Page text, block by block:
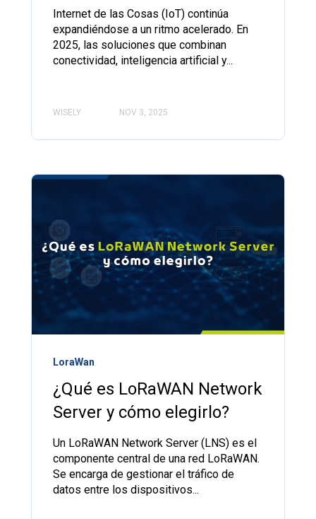
Internet de las Cosas (IoT) continúa
expandiéndose a un ritmo acelerado. En
2025, las soluciones que combinan
conectividad, inteligencia artificial y...
WISELY NOV 3, 2025
LoraWan
¿Qué es LoRaWAN Network
Server y cómo elegirlo?
Un LoRaWAN Network Server (LNS) es el
componente central de una red LoRaWAN.
Se encarga de gestionar el tráfico de
datos entre los dispositivos...